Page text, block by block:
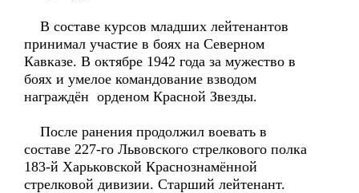
В составе курсов младших лейтенантов
принимал участие в боях на Северном
Кавказе. В октябре 1942 года за мужество в
боях и умелое командование взводом
награждён орденом Красной Звезды.
После ранения продолжил воевать в
составе 227-го Львовского стрелкового полка
183-й Харьковской Краснознамённой
стрелковой дивизии. Старший лейтенант.